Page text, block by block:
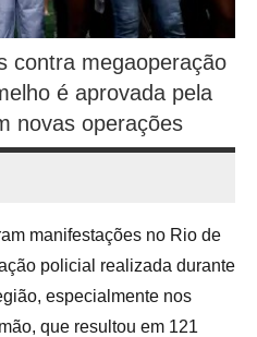
contra megaoperação
é aprovada pela
novas operações
manifestações no Rio de
policial realizada durante
especialmente nos
que resultou em 121